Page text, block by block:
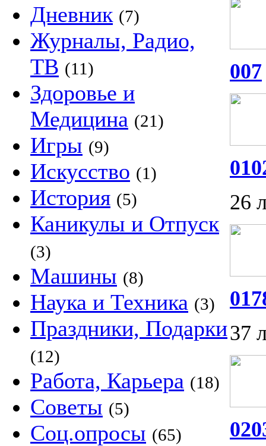
Дневник (7)
Журналы, Радио,
ТВ (11)
Здоровье и
Медицина (21)
Игры (9)
Искусство (1)
История (5)
Каникулы и Отпуск
(3)
Машины (8)
Наука и Техника (3)
Праздники, Подарки
(12)
Работа, Карьера (18)
Советы (5)
Соц.опросы (65)
007
26
37